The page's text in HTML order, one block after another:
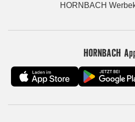
HORNBACH
HORNBACH